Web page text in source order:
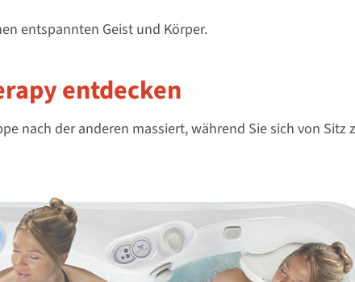
entspannten Geist und Körper.
entdecken
nach der anderen massiert, während Sie sich von Sitz